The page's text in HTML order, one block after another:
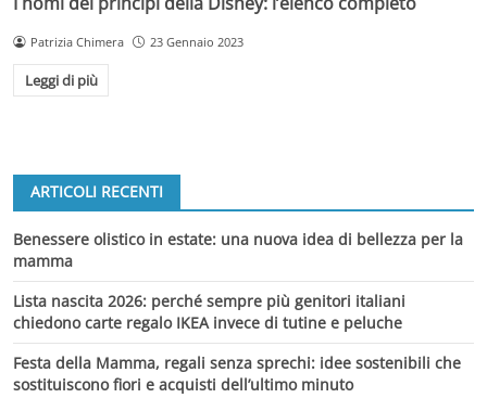
Patrizia Chimera 23 Gennaio 2023
Leggi di più
ARTICOLI RECENTI
Benessere olistico in estate: una nuova idea di bellezza per la
mamma
Lista nascita 2026: perché sempre più genitori italiani
chiedono carte regalo IKEA invece di tutine e peluche
Festa della Mamma, regali senza sprechi: idee sostenibili che
sostituiscono fiori e acquisti dell’ultimo minuto